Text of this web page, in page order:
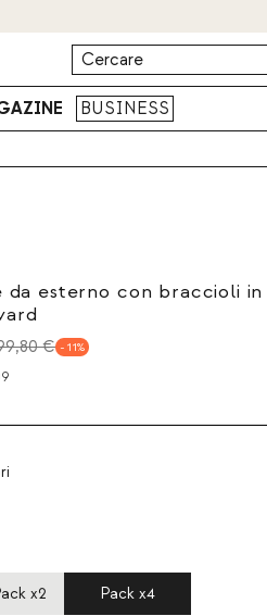
BUSINESS
da esterno con braccioli
€ 11
x2 Pack x4